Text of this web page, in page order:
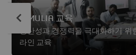
SIMULIA 교육
생산성과 경쟁력을 극대화하기 위
라인 교육